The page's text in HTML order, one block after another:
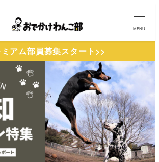
MENU
アム部員募集スタート>>